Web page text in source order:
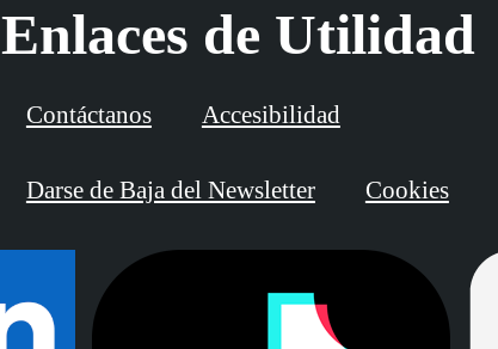
Enlaces de Utilidad
Contáctanos Accesibilidad
Darse de Baja del Newsletter Cookies